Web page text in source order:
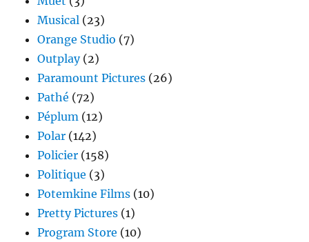
Musical (23)
Orange Studio (7)
Outplay(2)
Paramount Pictures (26)
Pathé (72)
Péplum (12)
Polar (142)
Policier (158)
Politique (3)
Potemkine Films (10)
Pretty Pictures (1)
Program Store (10)